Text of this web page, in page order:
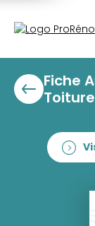
Fiche